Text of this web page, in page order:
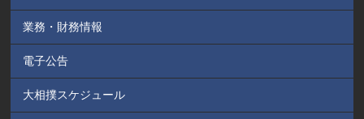
業務・財務情報
電子公告
大相撲スケジュール